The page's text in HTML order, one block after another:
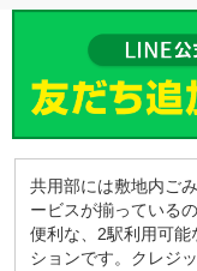
共用部には敷地内ご
ービスが揃っている
便利な、2駅利用可
ションです。クレジ